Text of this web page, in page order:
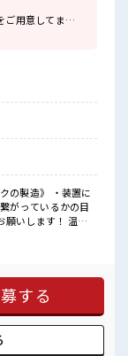
ご用意してま
されており、
♪
の製造》 ・装置に
がっているかの目
願いします！ 温度
寮アリの
備でマイカー通勤
ので遠方からお越
おり、 季節に関係
ーンルームでの作
ております！ 丁寧
する